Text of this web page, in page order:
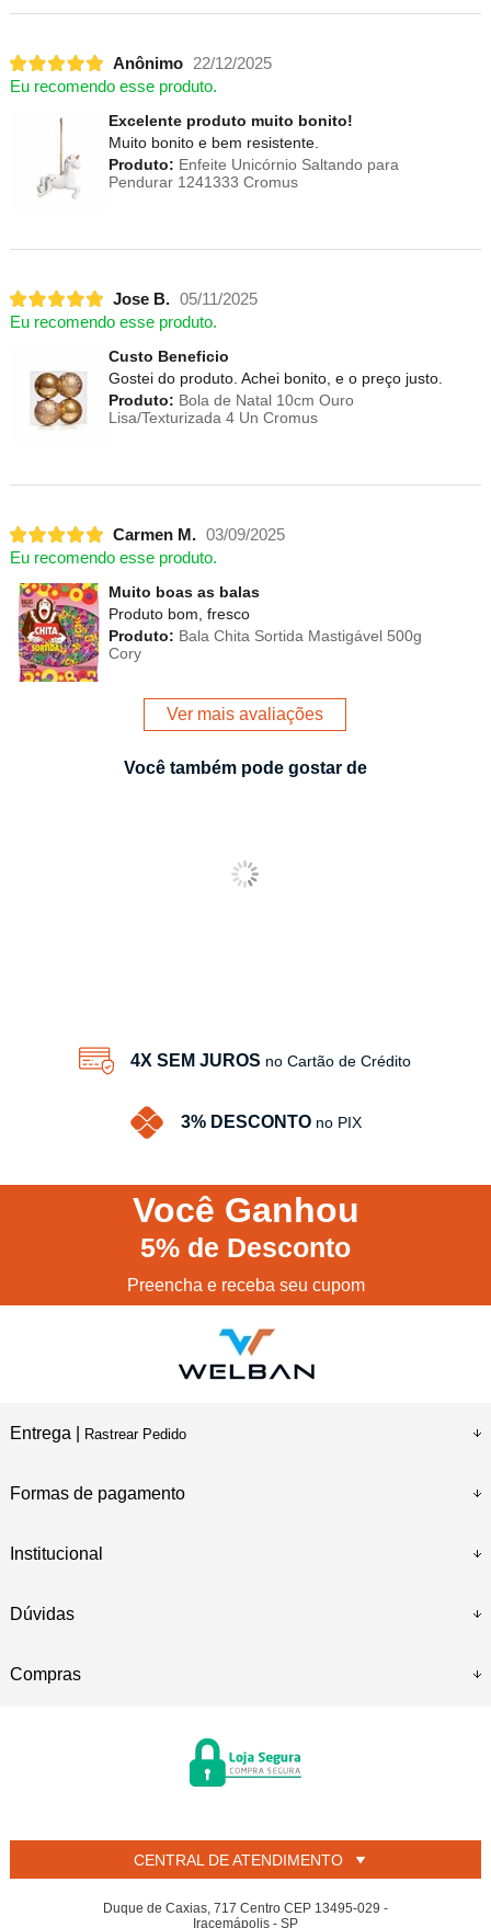
Anônimo
22/12/2025
Eu recomendo esse produto.
Excelente produto muito bonito!
Muito bonito e bem resistente.
Produto: Enfeite Unicórnio Saltando para
Pendurar 1241333 Cromus
Jose B. 05/11/2025
Eu recomendo esse produto.
Custo Beneficio
Gostei do produto. Achei bonito, e o preço justo.
Produto: Bola de Natal 10cm Ouro
Lisa/Texturizada 4 Un Cromus
Carmen M. 03/09/2025
Eu recomendo esse produto.
Muito boas as balas
Produto bom, fresco
Produto: Bala Chita Sortida Mastigável 500g
Cory
Ver mais avaliações
Você também pode gostar de
4X SEM JUROS no Cartão de Crédito
3% DESCONTO no PIX
Você Ganhou
5% de Desconto
Preencha e receba seu cupom
Entrega | Rastrear Pedido
Formas de pagamento
Institucional
Dúvidas
Compras
CENTRAL DE ATENDIMENTO
Duque de Caxias, 717 Centro CEP 13495-029 -
Iracemápolis - SP